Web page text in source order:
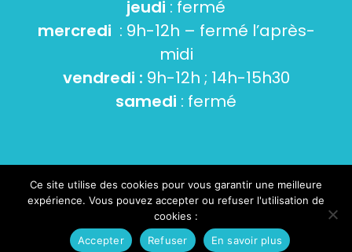
jeudi : fermé
mercredi : 9h-12h – fermé l’après-
midi
vendredi : 9h-12h ; 14h-15h30
samedi : fermé
© 2026 Tourneville-sur-mer - Mentions Légales-
Cookies et données personnelles
Nicolas Evariste Communication
Ce site utilise des cookies pour vous garantir une meilleure
expérience. Vous pouvez accepter ou refuser l'utilisation de
cookies :
Accepter
Refuser En savoir plus